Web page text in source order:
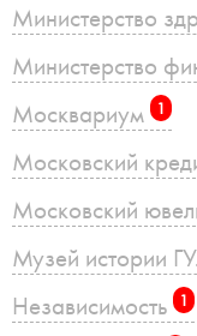
Министерство
Министерство
Москвариум 1
Московский
Московский
Музей истории
Независимость 1